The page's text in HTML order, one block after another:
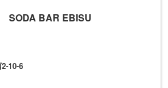
SODA BAR EBISU
10-6